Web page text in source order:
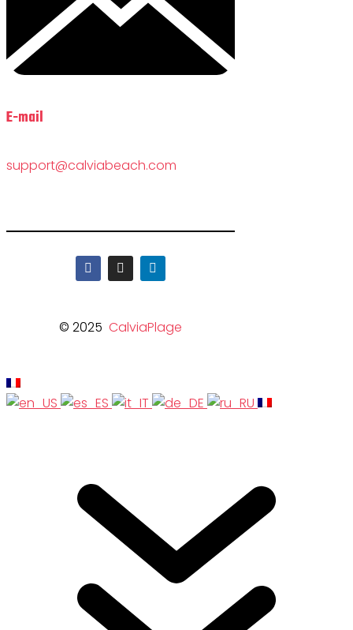
E-mail
support@calviabeach.com
© 2025 CalviaPlage